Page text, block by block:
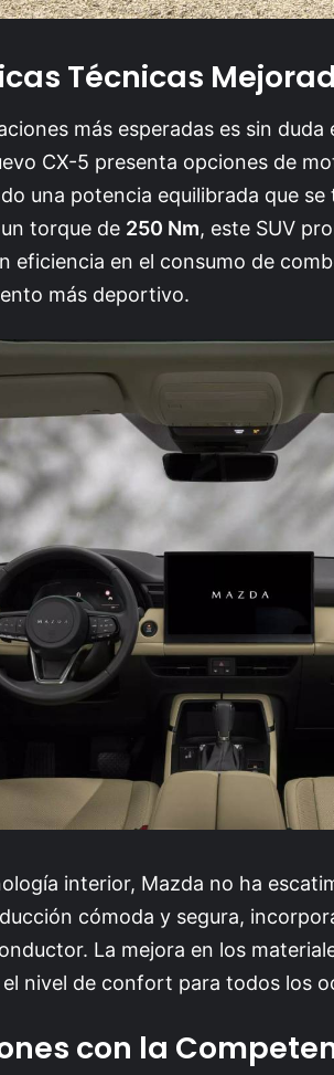
Técnicas
más esperadas es sin duda
CX-5 presenta opciones de
una potencia equilibrada que se
torque de 250 Nm, este SUV
eficiencia en el consumo de
más deportivo.
interior, Mazda no ha
cómoda y segura,
La mejora en los
el nivel de confort para todos los
con la